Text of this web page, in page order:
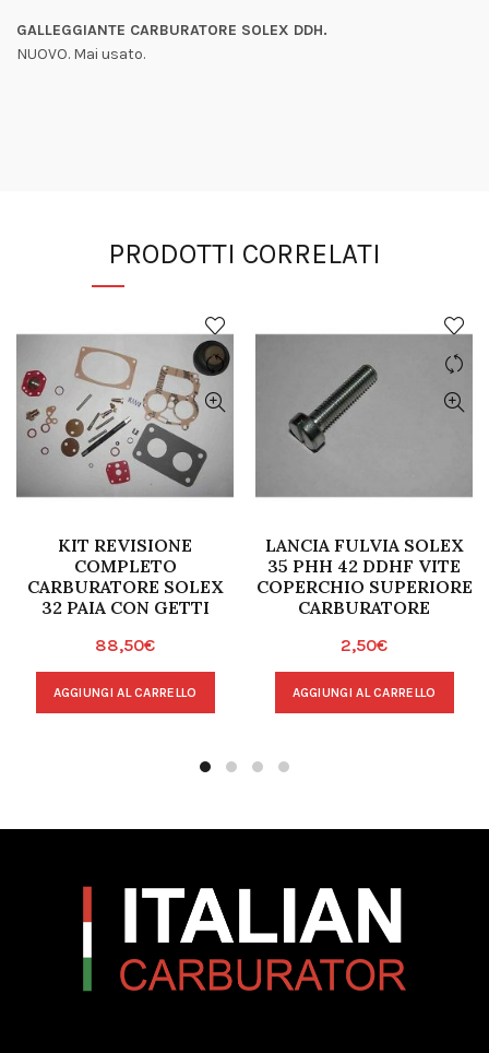
GALLEGGIANTE CARBURATORE SOLEX DDH.
NUOVO. Mai usato.
PRODOTTI CORRELATI
KIT REVISIONE
COMPLETO
CARBURATORE SOLEX
32 PAIA CON GETTI
88,50€
AGGIUNGI AL CARRELLO
LANCIA FULVIA SOLEX
35 PHH 42 DDHF VITE
COPERCHIO SUPERIORE
CARBURATORE
2,50€
AGGIUNGI AL CARRELLO